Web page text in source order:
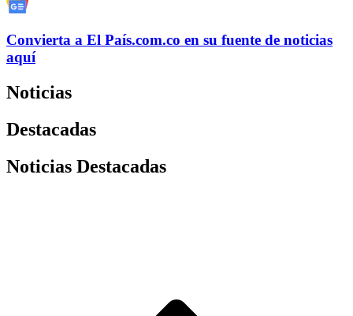
Convierta a El País.com.co en su fuente de noticias
aquí
Noticias
Destacadas
Noticias Destacadas